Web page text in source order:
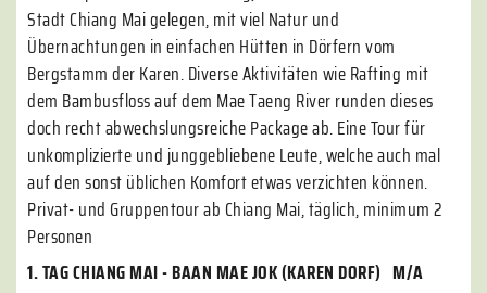
Stadt Chiang Mai gelegen, mit viel Natur und
Übernachtungen in einfachen Hütten in Dörfern vom
Bergstamm der Karen. Diverse Aktivitäten wie Rafting mit
dem Bambusfloss auf dem Mae Taeng River runden dieses
doch recht abwechslungsreiche Package ab. Eine Tour für
unkomplizierte und junggebliebene Leute, welche auch mal
auf den sonst üblichen Komfort etwas verzichten können.
Privat- und Gruppentour ab Chiang Mai, täglich, minimum 2
Personen
1. TAG CHIANG MAI - BAAN MAE JOK (KAREN DORF) M/A